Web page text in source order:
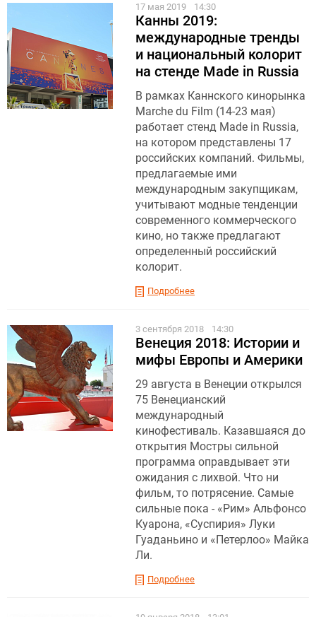
17 мая 2019 14:30
Канны 2019:
международные тренды
и национальный колорит
на стенде Made in Russia
В рамках Каннского кинорынка
Marche du Film (14-23 мая)
работает стенд Made in Russia,
на котором представлены 17
российских компаний. Фильмы,
предлагаемые ими
международным закупщикам,
учитывают модные тенденции
современного коммерческого
кино, но также предлагают
определенный российский
колорит.
Подробнее
3 сентября 2018 14:30
Венеция 2018: Истории и
мифы Европы и Америки
29 августа в Венеции открылся
75 Венецианский
международный
кинофестиваль. Казавшаяся до
открытия Мостры сильной
программа оправдывает эти
ожидания с лихвой. Что ни
фильм, то потрясение. Самые
сильные пока - «Рим» Альфонсо
Куарона, «Суспирия» Луки
Гуаданьино и «Петерлоо» Майка
Ли.
Подробнее